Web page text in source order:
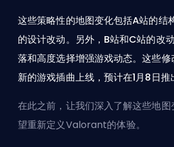
这些策略性的地图变化包括A站的结
的设计改动。另外，B站和C站的改
落和高度选择增强游戏动态。这些
新的游戏插曲上线，预计在1月8日推
在此之前，让我们深入了解这些地
望重新定义Valorant的体验。